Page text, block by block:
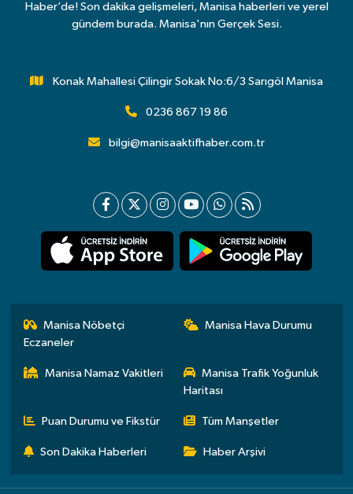
Haber’de! Son dakika gelişmeleri, Manisa haberleri ve yerel
gündem burada. Manisa'nın Gerçek Sesi.
Konak Mahallesi Çilingir Sokak No:6/3 Sarıgöl Manisa
0236 867 19 86
bilgi@manisaaktifhaber.com.tr
Manisa Nöbetçi
Eczaneler
Manisa Hava Durumu
Manisa Namaz Vakitleri
Manisa Trafik Yoğunluk
Haritası
Puan Durumu ve Fikstür Tüm Manşetler
Son Dakika Haberleri Haber Arşivi